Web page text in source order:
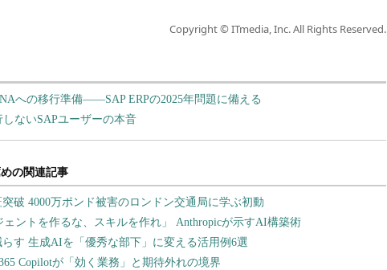
Copyright © ITmedia, Inc. All Rights Reserved.
への移行準備――SAP ERPの2025年問題に備える
ないSAPユーザーの本音